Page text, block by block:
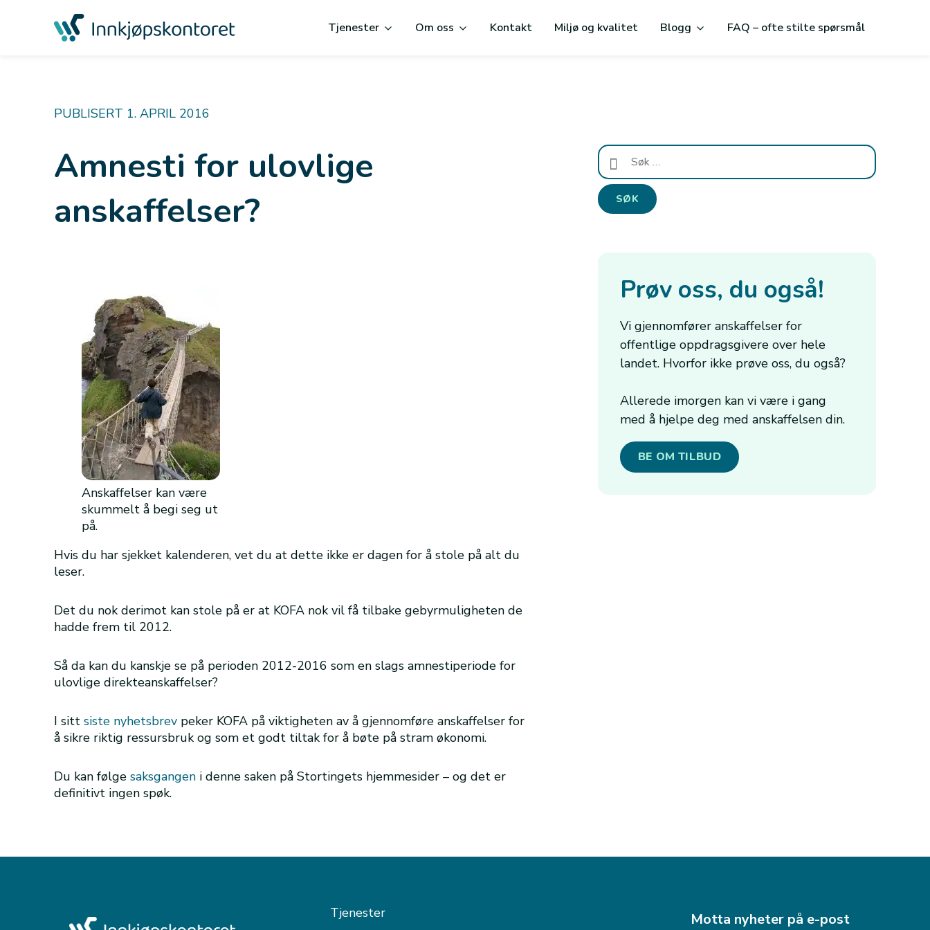
Tjenester Om oss Kontakt Miljø og kvalitet Blogg FAQ – ofte stilte spørsmål
PUBLISERT 1. APRIL 2016
Amnesti for ulovlige
anskaffelser?
Anskaffelser kan være
skummelt å begi seg ut
på.
Hvis du har sjekket kalenderen, vet du at dette ikke er dagen for å stole på alt du
leser.
Det du nok derimot kan stole på er at KOFA nok vil få tilbake gebyrmuligheten de
hadde frem til 2012.
Så da kan du kanskje se på perioden 2012-2016 som en slags amnestiperiode for
ulovlige direkteanskaffelser?
I sitt siste nyhetsbrev peker KOFA på viktigheten av å gjennomføre anskaffelser for
å sikre riktig ressursbruk og som et godt tiltak for å bøte på stram økonomi.
Du kan følge saksgangen i denne saken på Stortingets hjemmesider – og det er
definitivt ingen spøk.
Søk
etter:
Prøv oss, du også!
Vi gjennomfører anskaffelser for
offentlige oppdragsgivere over hele
landet. Hvorfor ikke prøve oss, du også?
Allerede imorgen kan vi være i gang
med å hjelpe deg med anskaffelsen din.
BE OM TILBUD
Tjenester Motta nyheter på e-post